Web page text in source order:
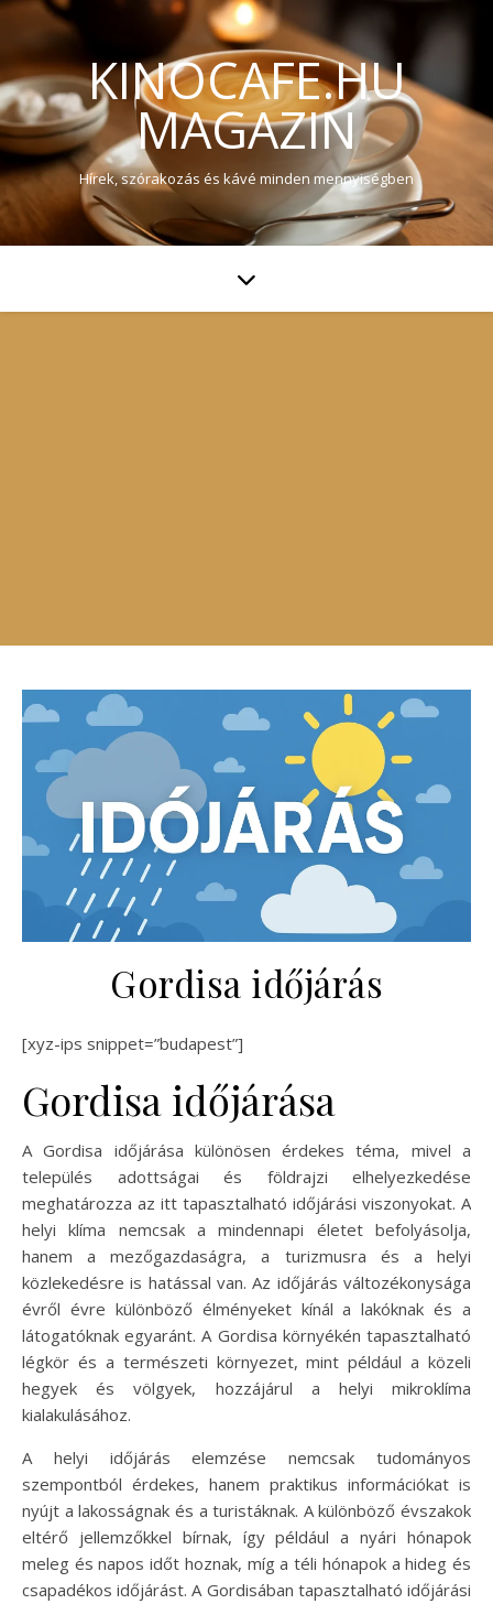
KINOCAFE.HU
MAGAZIN
Hírek, szórakozás és kávé minden mennyiségben
Gordisa időjárás
[xyz-ips snippet=”budapest”]
Gordisa időjárása
A Gordisa időjárása különösen érdekes téma, mivel a
település adottságai és földrajzi elhelyezkedése
meghatározza az itt tapasztalható időjárási viszonyokat. A
helyi klíma nemcsak a mindennapi életet befolyásolja,
hanem a mezőgazdaságra, a turizmusra és a helyi
közlekedésre is hatással van. Az időjárás változékonysága
évről évre különböző élményeket kínál a lakóknak és a
látogatóknak egyaránt. A Gordisa környékén tapasztalható
légkör és a természeti környezet, mint például a közeli
hegyek és völgyek, hozzájárul a helyi mikroklíma
kialakulásához.
A helyi időjárás elemzése nemcsak tudományos
szempontból érdekes, hanem praktikus információkat is
nyújt a lakosságnak és a turistáknak. A különböző évszakok
eltérő jellemzőkkel bírnak, így például a nyári hónapok
meleg és napos időt hoznak, míg a téli hónapok a hideg és
csapadékos időjárást. A Gordisában tapasztalható időjárási